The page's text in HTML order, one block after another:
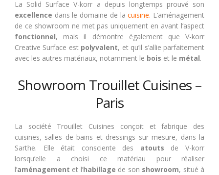
La Solid Surface V-korr a depuis longtemps prouvé son
excellence dans le domaine de lacuisine. L’aménagement
de ce showroom ne met pas uniquement en avant l’aspect
fonctionnel, mais il démontre également que V-korr
Creative Surface est polyvalent, et qu’il s’allie parfaitement
avec les autres matériaux, notamment le bois et le métal.
Showroom Trouillet Cuisines –
Paris
La société Trouillet Cuisines conçoit et fabrique des
cuisines, salles de bains et dressings sur mesure, dans la
Sarthe. Elle était consciente des atouts de V-korr
lorsqu’elle a choisi ce matériau pour réaliser
l’aménagement et l’habillage de son showroom, situé à